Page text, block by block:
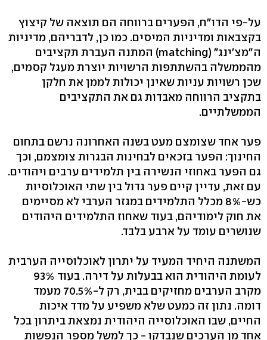
על-פי הדו"ח, הפערים ברווחה הם תוצאה של קיצוץ
בקצבאות ומדיניות המיסים. כמו כן, לדבריהם, מדיניות
ה"מצ'ינג" (matching) המתנה העברת תקציבים
מהממשלה בהשתתפות הרשויות יוצרת מעגל קסמים,
שכן רשויות עניות שאינן יכולות לממן את חלקן
בתקציב הרווחה מאבדות גם את התקציבים
הממשלתיים.
פער אחד שצומצם מעט בשנה האחרונה נרשם בתחום
החינוך: הפער בזכאים לבחינות הבגרות צומצמם, וכך
גם הפער באחוזי הנשירה בין תלמידים ערבים ויהודים.
עם זאת, עדיין קיים פער גדול בין שתי האוכלוסיות
כש-8% מכלל התלמידים במגזר הערבי לא מסיימים
את חוק לימודיהם, בעוד שאחוז התלמידים היהודים
שנושרים עומד על ארבע בלבד.
המשתנה היחיד המעיד על יתרון לאוכלוסייה הערבית
לעומת היהודית הוא בבעלות על דירה. בעוד 93%
מקרב הערבים מחזיקים בבית, רק ל-70.5% מעמד
דומה. נתון זה כמעט שלא משפיע על מדד איכות
החיים, שבו האוכלוסייה היהודית נמצאת ביתרון בכל
אחד מן הערכים שנבדקו - כך למשל מספר הנפשות